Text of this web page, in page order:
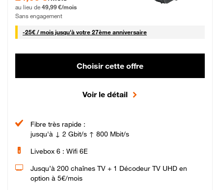
au lieu de 49,99 €/mois
Sans engagement
-25€ / mois25 € par mois
jusqu'à votre 27ème anniversaire
Choisir cette offre
Voir le détail
Fibre très rapide :
jusqu'à ↓ 2 Gbit/s ↑ 800 Mbit/s
Livebox 6 : Wifi 6E
Jusqu’à 200 chaînes TV + 1 Décodeur TV UHD en
option à 5€/mois